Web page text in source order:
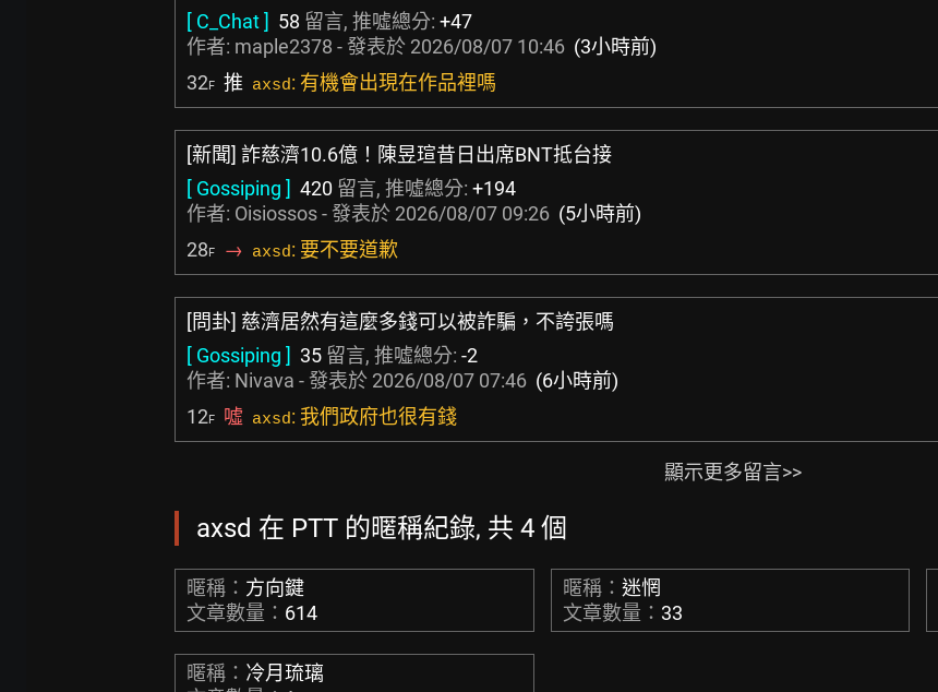
[ C_Chat ] 58 留言, 推噓總分: +47
作者: maple2378 - 發表於 2026/08/07 10:46 (3小時前)
32F 推 axsd: 有機會出現在作品裡嗎
[新聞] 詐慈濟10.6億！陳昱瑄昔日出席BNT抵台接
[ Gossiping ] 420 留言, 推噓總分: +194
作者: Oisiossos- 發表於 2026/08/07 09:26 (5小時前)
28F → axsd: 要不要道歉
[問卦] 慈濟居然有這麼多錢可以被詐騙，不誇張嗎
[ Gossiping ] 35 留言, 推噓總分: -2
作者: Nivava - 發表於 2026/08/07 07:46 (6小時前)
12F 噓 axsd: 我們政府也很有錢
顯示更多留言>>
axsd 在 PTT 的暱稱紀錄, 共 4 個
暱稱： 方向鍵
文章數量： 614
暱稱： 迷惘
文章數量： 33
暱稱： 冷月琉璃